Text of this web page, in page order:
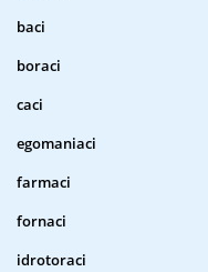
baci
boraci
caci
egomaniaci
farmaci
fornaci
idrotoraci